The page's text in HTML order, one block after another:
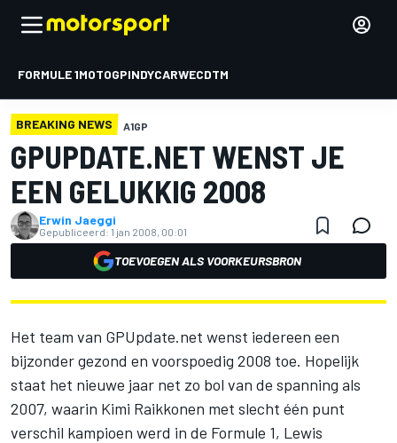
FORMULE 1MOTOGPINDYCARWECDTM
BREAKING NEWS A1GP
GPUPDATE.NET WENST JE
EEN GELUKKIG 2008
Erwin Jaeggi
Gepubliceerd: 1 jan 2008, 00:01
TOEVOEGEN ALS VOORKEURSBRON
Het team van GPUpdate.net wenst iedereen een
bijzonder gezond en voorspoedig 2008 toe. Hopelijk
staat het nieuwe jaar net zo bol van de spanning als
2007, waarin Kimi Raikkonen met slecht één punt
verschil kampioen werd in de Formule 1, Lewis